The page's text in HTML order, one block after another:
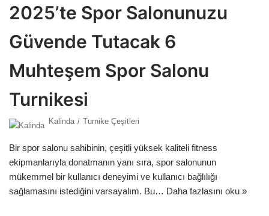
2025’te Spor Salonunuzu
Güvende Tutacak 6
Muhteşem Spor Salonu
Turnikesi
Kalinda Turnike Çeşitleri
Bir spor salonu sahibinin, çeşitli yüksek kaliteli fitness
ekipmanlarıyla donatmanın yanı sıra, spor salonunun
mükemmel bir kullanıcı deneyimi ve kullanıcı bağlılığı
sağlamasını istediğini varsayalım. Bu… Daha fazlasını oku »